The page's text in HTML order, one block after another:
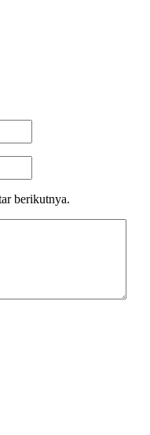
berikutnya.